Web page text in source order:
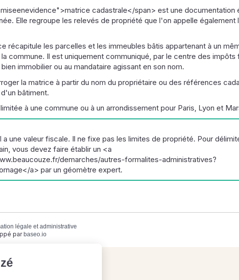
cadastrale</span> est une documentation
Elle regroupe les relevés de propriété que l'on appelle également
récapitule les parcelles et les immeubles bâtis appartenant à un
commune. Il est uniquement communiqué, par le centre des impôts
immobilier ou au mandataire agissant en son nom.
la matrice à partir du nom du propriétaire ou des références
bâtiment.
à une commune ou à un arrondissement pour Paris, Lyon et
a une valeur fiscale. Il ne fixe pas les limites de propriété. Pour
vous devez faire établir un <a
demarches/autres-formalites-administratives?
a> par un géomètre expert.
légale et administrative
par baseo.io